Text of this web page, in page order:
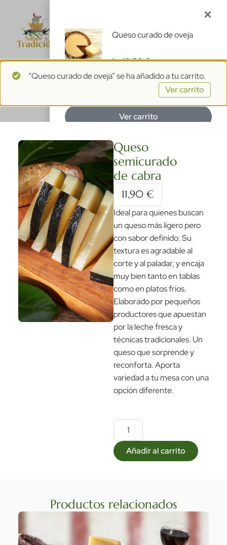
Queso curado de oveja
1 ×13,50€
13,50€
Ver carrito
Finalizar compra
“Queso curado de oveja” se ha añadido a tu carrito.
Ver carrito
Queso
semicurado
de cabra
11,90 €
Ideal para quienes buscan
un queso más ligero pero
con sabor definido. Su
textura es agradable al
corte y al paladar, y encaja
muy bien tanto en tablas
como en platos fríos.
Elaborado por pequeños
productores que apuestan
por la leche fresca y
técnicas tradicionales. Un
queso que sorprende y
reconforta. Aporta
variedad a tu mesa con una
opción diferente.
Añadir al carrito
Productos relacionados